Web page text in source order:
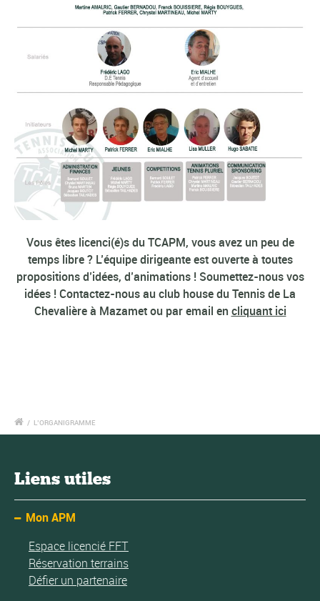
Vous êtes licenci(é)s du TCAPM, vous avez un peu de
temps libre ? L’équipe dirigeante est ouverte à toutes
propositions d’idées, d’animations ! Soumettez-nous vos
idées ! Contactez-nous au club house du Tennis de La
Chevalière à Mazamet ou par email en cliquant ici
/ L’ORGANIGRAMME
Liens utiles
Mon APM
Espace licencié FFT
Réservation terrains
Défier un partenaire